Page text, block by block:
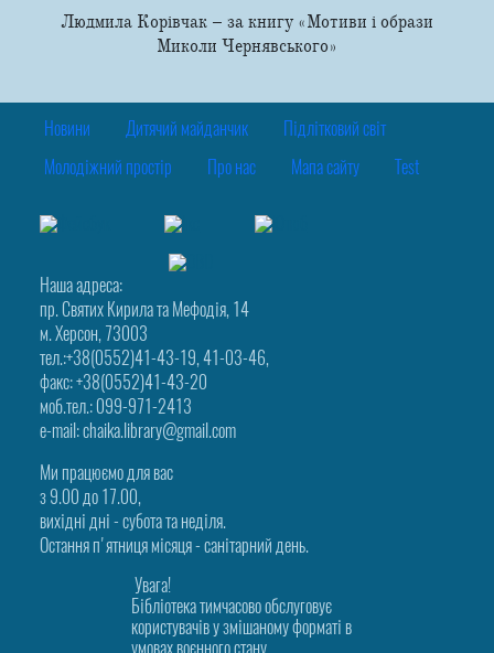
Людмила Корівчак – за книгу «Мотиви і образи
Миколи Чернявського»
Новини Дитячий майданчик Підлітковий світ
Молодіжний простір Про нас Мапа сайту Test
Наша адреса:
пр. Святих Кирила та Мефодія, 14
м. Херсон, 73003
тел.:+38(0552)41-43-19, 41-03-46,
факс: +38(0552)41-43-20
моб.тел.: 099-971-2413
e-mail: chaika.library@gmail.com
Ми працюємо для вас
з 9.00 до 17.00,
вихідні дні - субота та неділя.
Остання п'ятниця місяця - санітарний день.
Увага!
Бібліотека тимчасово обслуговує
користувачів у змішаному форматі в